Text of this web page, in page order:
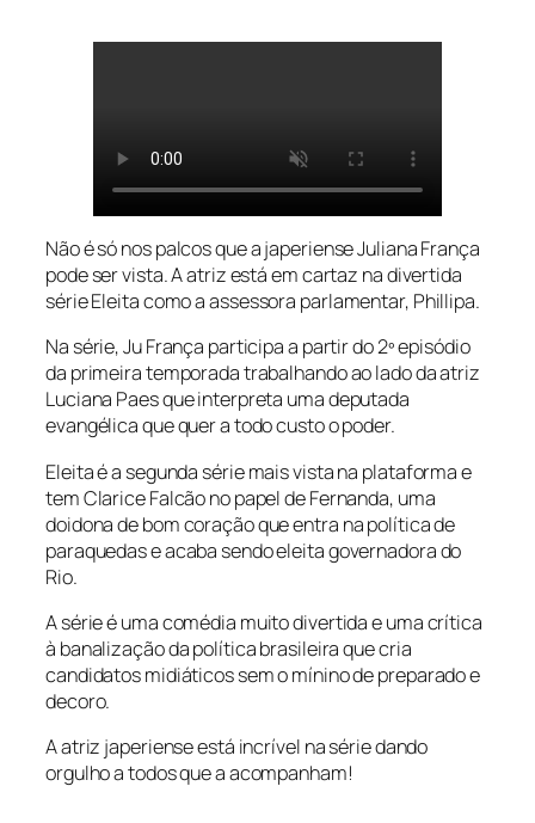
Não é só nos palcos que a japeriense Juliana França
pode ser vista. A atriz está em cartaz na divertida
sérieEleitacomo a assessora parlamentar, Phillipa.
Na série, Ju França participa a partir do 2º episódio
da primeira temporada trabalhando ao lado da atriz
Luciana Paes que interpreta uma deputada
evangélica que quer a todo custo o poder.
Eleitaé a segunda série mais vista na plataforma e
tem Clarice Falcão no papel de Fernanda, uma
doidona de bom coração que entra na política de
paraquedas e acaba sendo eleita governadora do
Rio.
A série é uma comédia muito divertida e uma crítica
à banalização da política brasileira que cria
candidatos midiáticos sem o mínino de preparado e
decoro.
A atriz japeriense está incrível na série dando
orgulho a todos que a acompanham!